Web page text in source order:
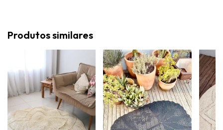
Produtos similares